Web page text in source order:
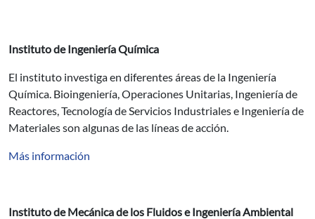
Instituto de Ingeniería Química
El instituto investiga en diferentes áreas de la Ingeniería
Química. Bioingeniería, Operaciones Unitarias, Ingeniería de
Reactores, Tecnología de Servicios Industriales e Ingeniería de
Materiales son algunas de las líneas de acción.
Más información
Instituto de Mecánica de los Fluidos e Ingeniería Ambiental